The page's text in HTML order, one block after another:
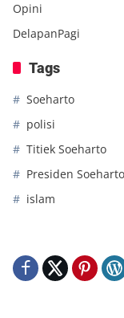
Opini
DelapanPagi
Tags
Soeharto
polisi
Titiek Soeharto
Presiden Soeharto
islam